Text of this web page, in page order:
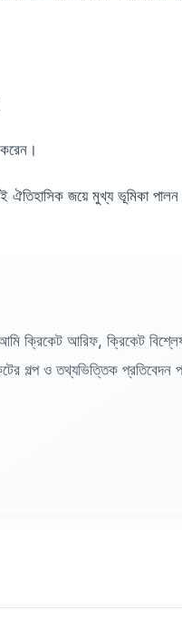
জয়ে মুখ্য ভূমিকা
ক্রিকেট আরিফ, ক্রিকেট
গল্প ও তথ্যভিত্তিক